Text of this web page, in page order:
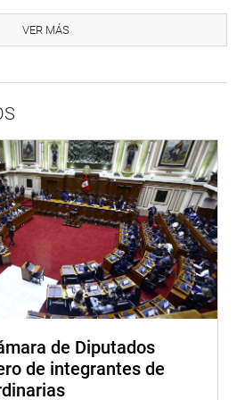
Jerí Oré, con estadística
que entre marzo y agosto del
personas se sentían en riesgo de
dentro de los próximos 12
la población de 15 y más años del
son víctimas de algún hecho
en las ciudades de 20 mil a más
el 21,2 %, mientras que a
urbanos, de entre dos mil y
VER MÁS
de Diputados
de integrantes de